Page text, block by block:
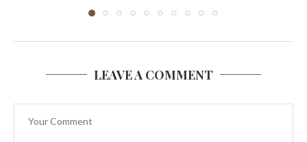
LEAVE A COMMENT